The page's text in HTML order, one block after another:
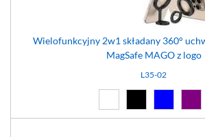
Wielofunkcyjny 2w1 składany 360°
MagSafe MAGO z logo
L35-02